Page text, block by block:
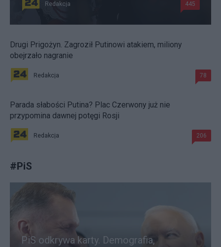
Redakcja 445
Drugi Prigożyn. Zagroził Putinowi atakiem, miliony
obejrzało nagranie
Redakcja 78
Parada słabości Putina? Plac Czerwony już nie
przypomina dawnej potęgi Rosji
Redakcja 206
#PiS
PiS odkrywa karty. Demografia,